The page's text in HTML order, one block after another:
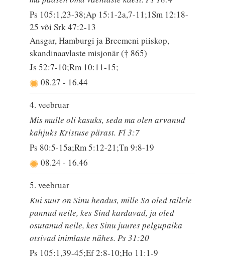
Ps 105:1,23-38;Ap 15:1-2a,7-11;1Sm 12:18-
25 või Srk 47:2-13
Ansgar, Hamburgi ja Breemeni piiskop,
skandinaavlaste misjonär († 865)
Js 52:7-10;Rm 10:11-15;
08.27- 16.44
4. veebruar
Mis mulle oli kasuks, seda ma olen arvanud
kahjuks Kristuse pärast. Fl 3:7
Ps 80:5-15a;Rm 5:12-21;Tn 9:8-19
08.24- 16.46
5. veebruar
Kui suur on Sinu headus, mille Sa oled tallele
pannud neile, kes Sind kardavad, ja oled
osutanud neile, kes Sinu juures pelgupaika
otsivad inimlaste nähes. Ps 31:20
Ps 105:1,39-45;Ef 2:8-10;Ho 11:1-9